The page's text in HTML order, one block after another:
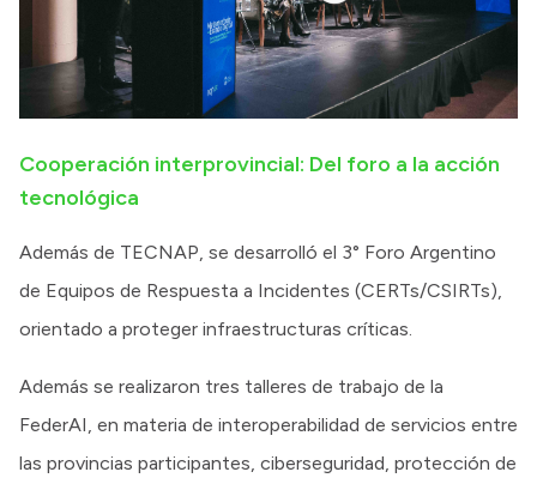
Cooperación interprovincial: Del foro a la acción
tecnológica
Además de TECNAP, se desarrolló el 3° Foro Argentino
de Equipos de Respuesta a Incidentes (CERTs/CSIRTs),
orientado a proteger infraestructuras críticas.
Además se realizaron tres talleres de trabajo de la
FederAI, en materia de interoperabilidad de servicios entre
las provincias participantes, ciberseguridad, protección de